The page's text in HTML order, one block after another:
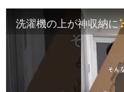
洗濯機の上が神収納に